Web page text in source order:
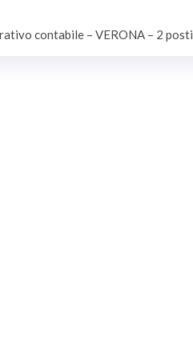
contabile – VERONA – 2 posti